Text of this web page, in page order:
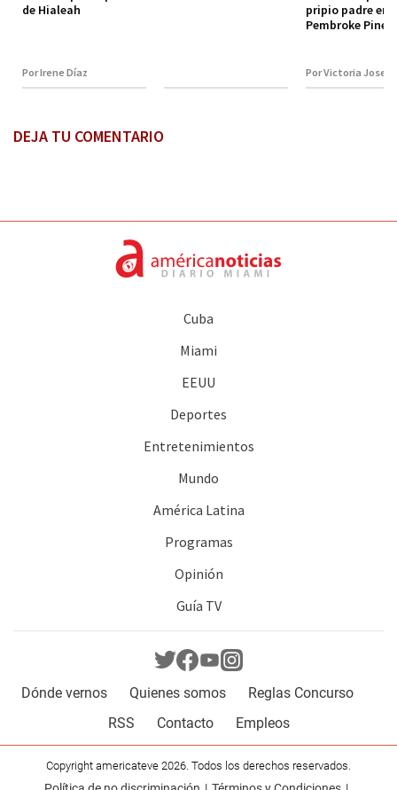
de Hialeah
Por Irene Díaz
pripio padre en
Pembroke Pines
Por Victoria
DEJA TU COMENTARIO
Cuba
Miami
EEUU
Deportes
Entretenimientos
Mundo
América Latina
Programas
Opinión
Guía TV
Dónde vernos Quienes somos
Reglas Concurso
RSS
Contacto Empleos
Copyright americateve 2026. Todos los derechos reservados.